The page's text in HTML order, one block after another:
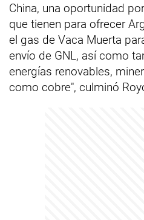
China, una oportunidad
que tienen para ofrecer
el gas de Vaca Muerta
envío de GNL, así como
energías renovables,
como cobre", culminó